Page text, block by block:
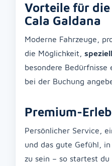
Vorteile für
Cala Galdana
Moderne Fahrzeuge,
die Möglichkeit,
besondere Bedürfnisse
bei der Buchung
Premium-
Persönlicher Service,
und das gute Gefühl,
zu sein – so startest